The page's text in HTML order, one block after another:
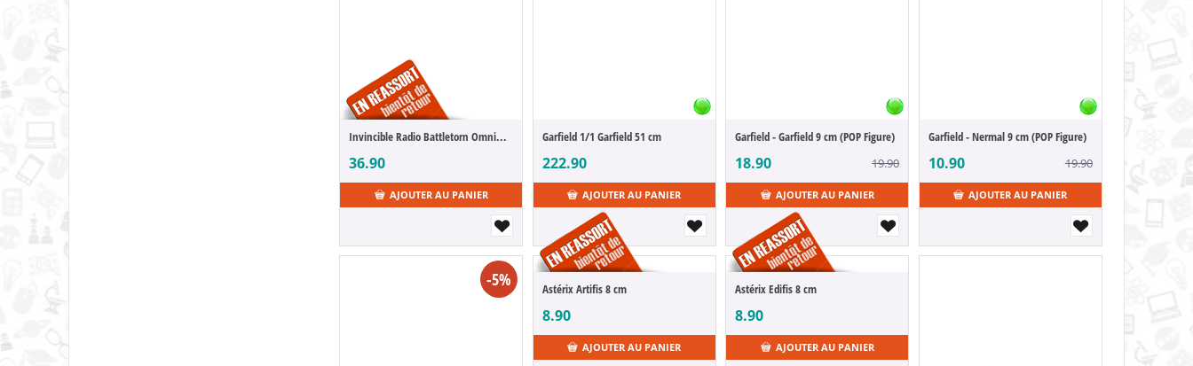
Invincible Radio Battletorn Omniman 11 cm
36.90
AJOUTER AU PANIER
Garfield 1/1 Garfield 51 cm
222.90
AJOUTER AU PANIER
Garfield - Garfield 9 cm (POP Figure)
18.90 19.90
AJOUTER AU PANIER
Garfield - Nermal 9 cm (POP Figure)
10.90 19.90
AJOUTER AU PANIER
-5% Astérix Artifis 8 cm
8.90
AJOUTER AU PANIER
Astérix Edifis 8 cm
8.90
AJOUTER AU PANIER